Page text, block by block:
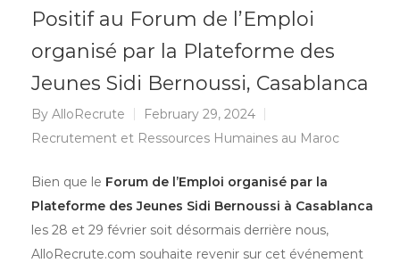
Positif au Forum de l’Emploi
organisé par la Plateforme des
Jeunes Sidi Bernoussi, Casablanca
By AlloRecrute
February 29, 2024
Recrutement et Ressources Humaines au Maroc
Bien que le Forum de l’Emploi organisé par la
Plateforme des Jeunes Sidi Bernoussi à Casablanca
les 28 et 29 février soit désormais derrière nous,
AlloRecrute.com souhaite revenir sur cet événement